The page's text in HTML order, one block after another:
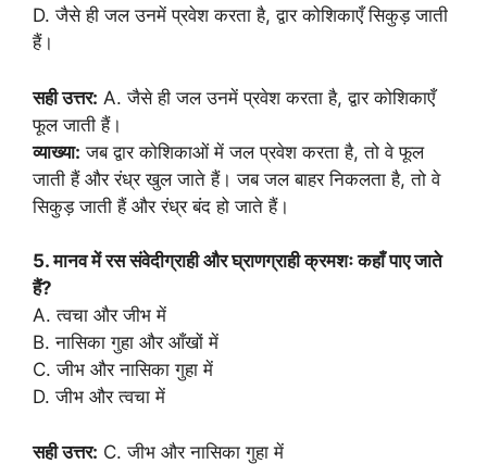
D. जैसे ही जल उनमें प्रवेश करता है, द्वार कोशिकाएँ सिकुड़ जाती
हैं।
सही उत्तर: A. जैसे ही जल उनमें प्रवेश करता है, द्वार कोशिकाएँ
फूल जाती हैं।
व्याख्या: जब द्वार कोशिकाओं में जल प्रवेश करता है, तो वे फूल
जाती हैं और रंध्र खुल जाते हैं। जब जल बाहर निकलता है, तो वे
सिकुड़ जाती हैं और रंध्र बंद हो जाते हैं।
5. मानव में रस संवेदीग्राही और घ्राणग्राही क्रमशः कहाँ पाए जाते
हैं?
A. त्वचा और जीभ में
B. नासिका गुहा और आँखों में
C. जीभ और नासिका गुहा में
D. जीभ और त्वचा में
सही उत्तर: C. जीभ और नासिका गुहा में